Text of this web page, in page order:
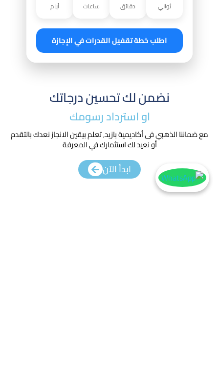
أيام
ساعات
دقائق
ثواني
اطلب خطة تقفيل القدرات في الإجازة
نضمن لك تحسين درجاتك
او استرداد رسومك​
مع ضماننا الذهبي فى أكاديمية بازيد, تعلم بيقين الانجاز نعدك بالتقدم
أو نعيد لك استثمارك في المعرفة
ابدأ الآن